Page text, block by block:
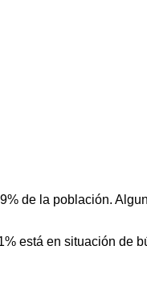
de la población.
está en situación de